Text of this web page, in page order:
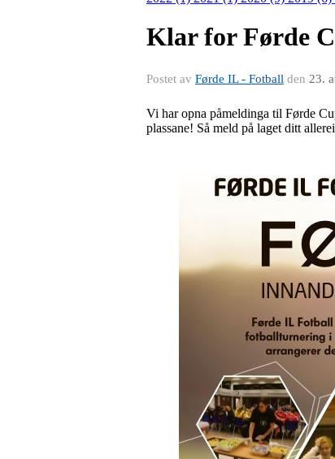
Klar for Førde
Postet av Førde IL - Fotball den 23.
Vi har opna påmeldinga til Førde
plassane! Så meld på laget ditt